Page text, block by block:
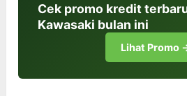
Cek promo kredit
Kawasaki bulan ini
Lihat Promo